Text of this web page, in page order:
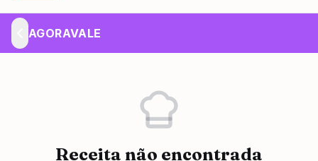
AGORAVALE
Receita não encontrada